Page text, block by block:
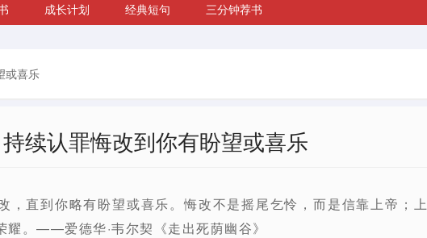
成长计划 经典短句
三分钟荐书
或喜乐
续认罪悔改到你有盼望或喜乐
，直到你略有盼望或喜乐。悔改不是摇尾乞怜，而是信靠上帝；上
。——爱德华·韦尔契《走出死荫幽谷》